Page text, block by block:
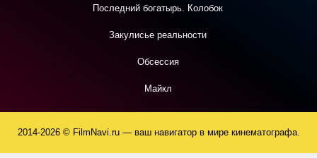
Последний богатырь. Колобок
Закулисье реальности
Обсессия
Майкл
2014-2026 © FilmNavi.ru — ваш навигатор в мире кинематографа.